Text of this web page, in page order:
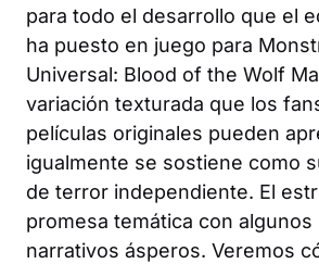
para todo el desarrollo que el
ha puesto en juego para
Universal: Blood of the Wolf
variación texturada que los
películas originales pueden
igualmente se sostiene como
de terror independiente. El
promesa temática con algunos
narrativos ásperos. Veremos